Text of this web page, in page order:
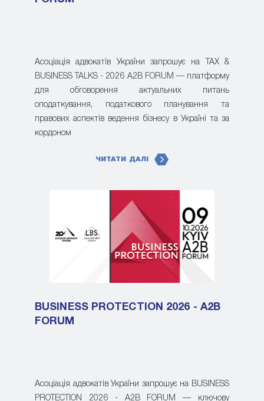
Асоціація адвокатів України запрошує на TAX &
BUSINESS TALKS - 2026 A2B FORUM — платформу
для обговорення актуальних питань
оподаткування, податкового планування та
правових аспектів ведення бізнесу в Україні та за
кордоном
ЧИТАТИ ДАЛІ
BUSINESS PROTECTION 2026 - A2B
FORUM
Асоціація адвокатів України запрошує на BUSINESS
PROTECTION 2026 - A2B FORUM — ключову